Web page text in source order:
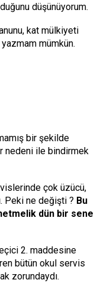
düşünüyorum.
kat mülkiyeti
mümkün.
bir şekilde
nedeni ile bindirmek
çok üzücü,
Peki ne değişti ? Bu
dün bir sene
2. maddesine
bütün okul servis
zorundaydı.